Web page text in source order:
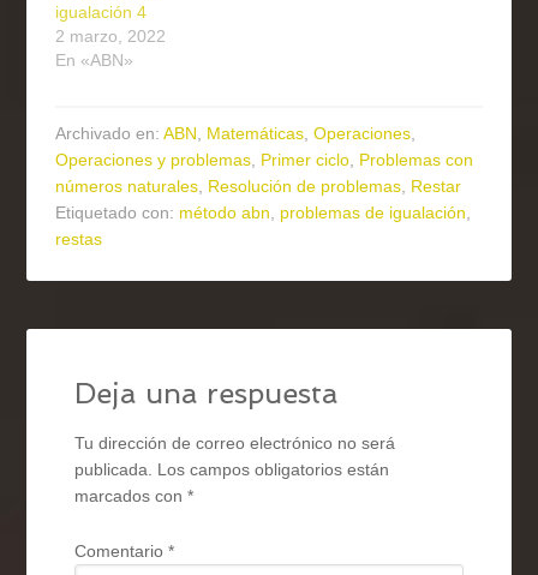
igualación 4
2 marzo, 2022
En «ABN»
Archivado en:ABN, Matemáticas,Operaciones,
Operaciones y problemas, Primer ciclo, Problemas con
números naturales, Resolución de problemas, Restar
Etiquetado con: método abn, problemas de igualación,
restas
Deja una respuesta
Tu dirección de correo electrónico no será
publicada. Los campos obligatorios están
marcados con*
Comentario*